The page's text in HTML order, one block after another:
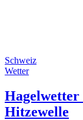
Schweiz
Wetter
Hagelwetter
Hitzewelle